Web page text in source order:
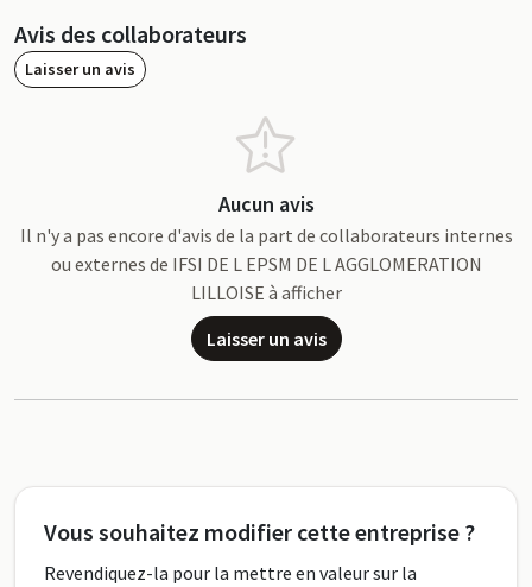
Avis des collaborateurs
Laisser un avis
Aucun avis
Il n'y a pas encore d'avis de la part de collaborateurs internes
ou externes de IFSI DE L EPSM DE L AGGLOMERATION
LILLOISE à afficher
Laisser un avis
Vous souhaitez modifier cette entreprise ?
Revendiquez-la pour la mettre en valeur sur la